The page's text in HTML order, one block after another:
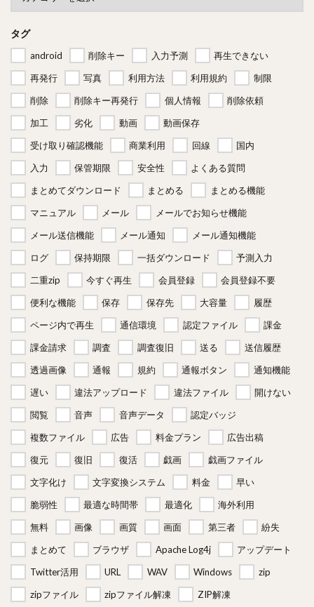
タグ
android 削除キー 入力予測
再生できない
再発行
写真 利用方法 利用規約
制限
削除
削除キー再発行 個人情報
削除依頼
加工
劣化 動画
動画保存
受け取り確認機能
商業利用 回線
国内
入力
保管期限 安全性
よくある質問
まとめてダウンロード
まとめる
まとめる機能
マニュアル
メール
メールでお知らせ機能
メール送信機能
メール通知
メール通知機能
ログ
保持期限 一括ダウンロード
予測入力
二重zip
今すぐ再生 会員登録
会員登録不要
便利な機能
保存 保存先 大容量
履歴
ページ内で再生
通信環境 認定ファイル
課金
課金請求
調査 調査復旧 送る
送信履歴
透過画像
通報 規約 通報ボタン
通知機能
遅い
違法アップロード 違法ファイル
開けない
閲覧
音声 音声データ
認定バッジ
複数ファイル
広告 料金プラン
広告出稿
復元
復旧 復活 戯画
戯画ファイル
文字化け
文字変換システム 料金
早い
脆弱性
最適な時間帯 最適化
海外利用
無料
画像 画質 画面 第三者
紛失
まとめて
ブラウザ Apache Log4j
アップデート
Twitter活用
URL WAV Windows
zip
zipファイル
zipファイル解凍
ZIP解凍